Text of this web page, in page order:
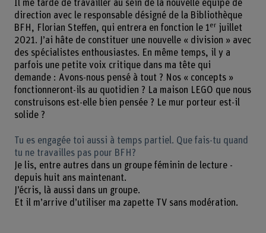
Il me tarde de travailler au sein de la nouvelle équipe de
direction avec le responsable désigné de la Bibliothèque
BFH, Florian Steffen, qui entrera en fonction le 1er juillet
2021. J’ai hâte de constituer une nouvelle « division » avec
des spécialistes enthousiastes. En même temps, il y a
parfois une petite voix critique dans ma tête qui
demande : Avons-nous pensé à tout ? Nos « concepts »
fonctionneront-ils au quotidien ? La maison LEGO que nous
construisons est-elle bien pensée ? Le mur porteur est-il
solide ?
Tu es engagée toi aussi à temps partiel. Que fais-tu quand
tu ne travailles pas pour BFH?
Je lis, entre autres dans un groupe féminin de lecture -
depuis huit ans maintenant.
J’écris, là aussi dans un groupe.
Et il m’arrive d’utiliser ma zapette TV sans modération.